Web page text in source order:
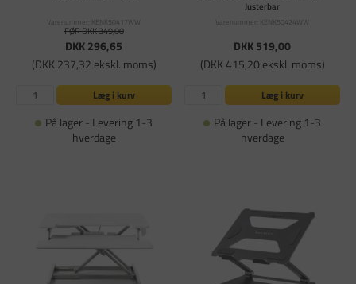
Varenummer: KENK50417WW
FØR DKK 349,00
DKK 296,65
(DKK 237,32 ekskl. moms)
Læg i kurv
På lager - Levering 1-3
hverdage
Justerbar
Varenummer: KENK50424WW
DKK 519,00
(DKK 415,20 ekskl. moms)
Læg i kurv
På lager - Levering 1-3
hverdage